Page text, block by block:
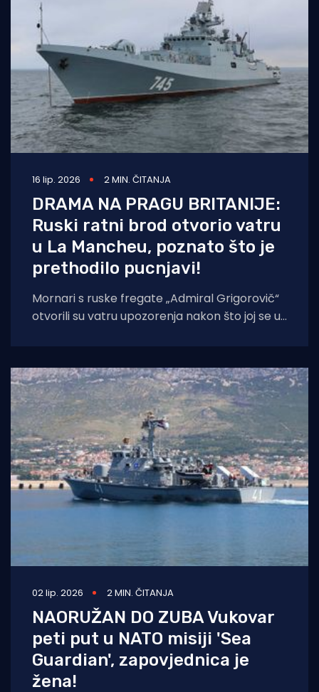
16 lip. 2026 2 MIN. ČITANJA
DRAMA NA PRAGU BRITANIJE:
Ruski ratni brod otvorio vatru
u La Mancheu, poznato što je
prethodilo pucnjavi!
Mornari s ruske fregate „Admiral Grigorovič“
otvorili su vatru upozorenja nakon što joj se u
02 lip. 2026 2 MIN. ČITANJA
NAORUŽAN DO ZUBA Vukovar
peti put u NATO misiji 'Sea
Guardian', zapovjednica je
žena!